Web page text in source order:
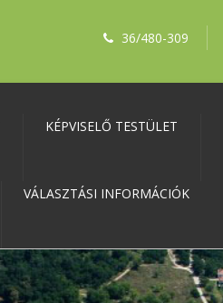
36/480-309
KÉPVISELŐ TESTÜLET
VÁLASZTÁSI INFORMÁCIÓK